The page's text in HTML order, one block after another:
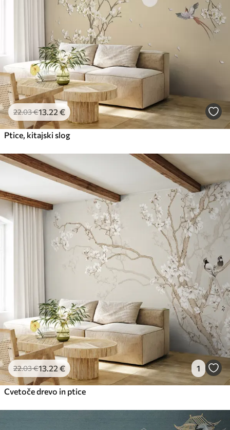
22.03€13 .22 €
Ptice, kitajski slog
22.03€13 .22 € 1
Cvetoče drevo in ptice